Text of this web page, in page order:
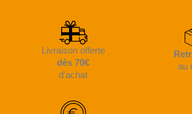
Livraison offerte
dès 70€
d'achat
au